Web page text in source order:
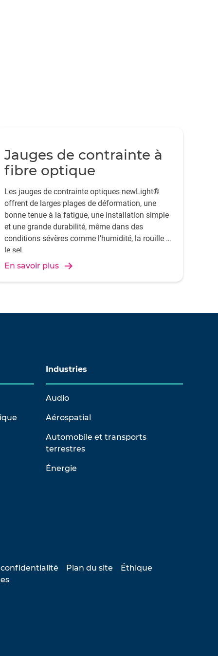
Jauges de contrainte à
fibre optique
Les jauges de contrainte optiques newLight®
offrent de larges plages de déformation, une
bonne tenue à la fatigue, une installation simple
et une grande durabilité, même dans des
conditions sévères comme l’humidité, la rouille et
le sel.
En savoir plus
Industries
Audio
Aérospatial
Automobile et transports
terrestres
Énergie
Plan du site
Éthique